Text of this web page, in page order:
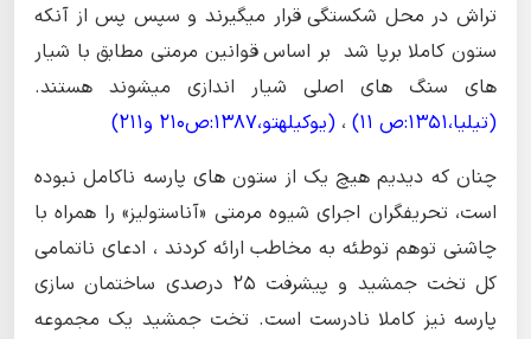
تراش در محل شکستگی قرار میگیرند و سپس پس از آنکه
ستون کاملا برپا شد بر اساس قوانین مرمتی مطابق با شیار
های سنگ های اصلی شیار اندازی میشوند هستند.
(تیلیا،1351:ص 11)
، (یوکیلهتو،1387:ص210 و211)
چنان که دیدیم هیچ یک از ستون های پارسه ناکامل نبوده
است، تحریفگران اجرای شیوه مرمتی «آناستولیز» را همراه با
چاشنی توهم توطئه به مخاطب ارائه کردند ، ادعای ناتمامی
کل تخت جمشید و پیشرفت 25 درصدی ساختمان سازی
پارسه نیز کاملا نادرست است. تخت جمشید یک مجموعه